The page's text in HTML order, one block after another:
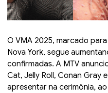
O VMA 2025, marcado
Nova York, segue
confirmadas. A MTV
Cat, Jelly Roll, Conan Gray
apresentar na cerimônia,